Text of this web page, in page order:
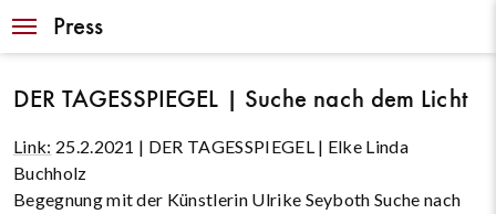
Press
DER TAGESSPIEGEL | Suche nach dem Licht
Link: 25.2.2021 | DER TAGESSPIEGEL | Elke Linda
Buchholz
Begegnung mit der Künstlerin Ulrike Seyboth Suche nach